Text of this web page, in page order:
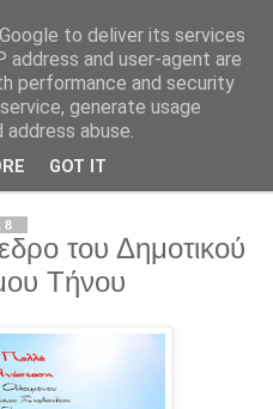
του Δημοτικού
Τήνου
to deliver its services
address and user-agent are
performance and security
generate usage
abuse.
GOT IT